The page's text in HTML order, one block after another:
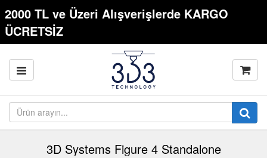
2000 TL ve Üzeri Alışverişlerde KARGO
ÜCRETSİZ
3D Systems Figure 4 Standalone